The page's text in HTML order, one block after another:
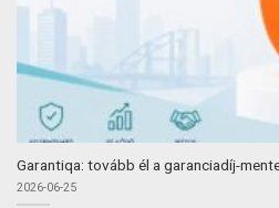
Garantiqa: tovább él a garanciadíj-
2026-06-25